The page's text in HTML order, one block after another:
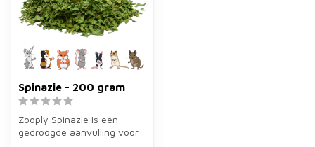
Spinazie - 200 gram
Zooply Spinazie is een
gedroogde aanvulling voor